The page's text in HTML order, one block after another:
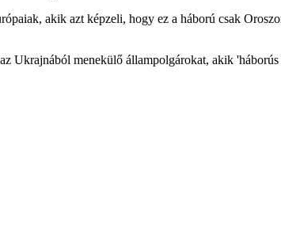
akik azt képzeli, hogy ez a háború csak
Ukrajnából menekülő állampolgárokat, akik